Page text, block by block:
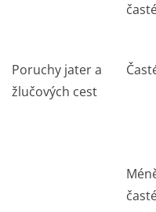
Poruchy jater a
žlučových cest